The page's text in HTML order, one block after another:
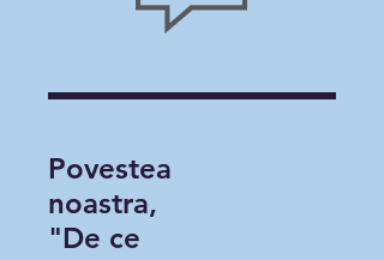
Povestea
noastra,
"De ce